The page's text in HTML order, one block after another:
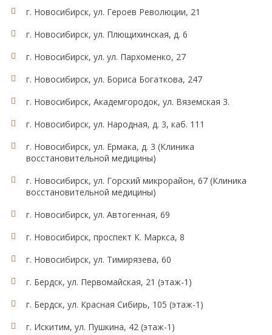
г. Новосибирск, ул. Героев Революции, 21
г. Новосибирск, ул. Плющихинская, д. 6
г. Новосибирск, ул. ул. Пархоменко, 27
г. Новосибирск, ул. Бориса Богаткова, 247
г. Новосибирск, Академгородок, ул. Вяземская 3.
г. Новосибирск, ул. Народная, д. 3, каб. 111
г. Новосибирск, ул. Ермака, д. 3 (Клиника
восстановительной медицины)
г. Новосибирск, ул. Горский микрорайон, 67 (Клиника
восстановительной медицины)
г. Новосибирск, ул. Автогенная, 69
г. Новосибирск, проспект К. Маркса, 8
г. Новосибирск, ул. Тимирязева, 60
г. Бердск, ул. Первомайская, 21 (этаж-1)
г. Бердск, ул. Красная Сибирь, 105 (этаж-1)
г. Искитим, ул. Пушкина, 42 (этаж-1)